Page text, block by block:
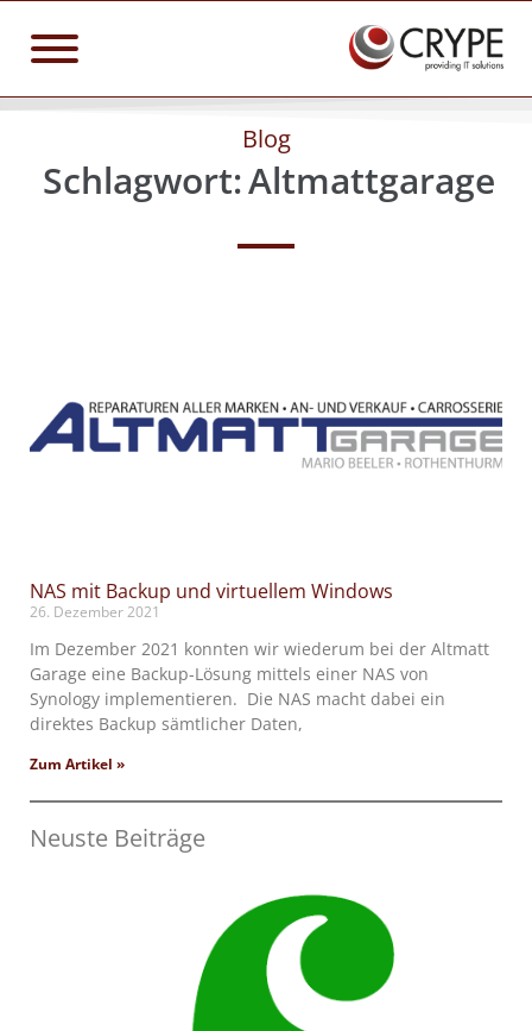
Blog
Schlagwort:Altmattgarage
NAS mit Backup und virtuellem Windows
26. Dezember 2021
Im Dezember 2021 konnten wir wiederum bei der Altmatt
Garage eine Backup-Lösung mittels einer NAS von
Synology implementieren. Die NAS macht dabei ein
direktes Backup sämtlicher Daten,
Zum Artikel »
Neuste Beiträge